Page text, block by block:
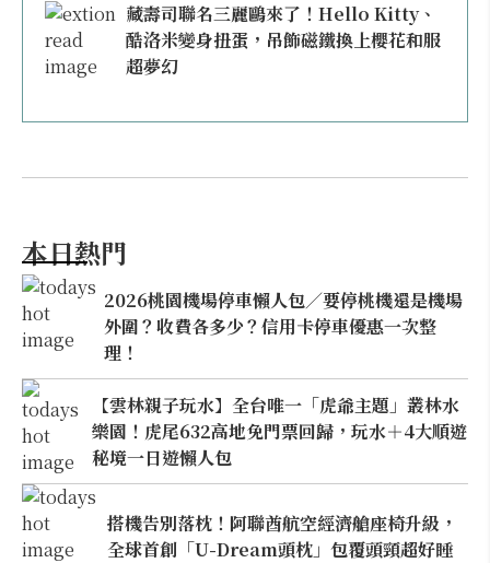
藏壽司聯名三麗鷗來了！Hello Kitty、
酷洛米變身扭蛋，吊飾磁鐵換上櫻花和服
超夢幻
本日熱門
2026桃園機場停車懶人包／要停桃機還是機場
外圍？收費各多少？信用卡停車優惠一次整
理！
【雲林親子玩水】全台唯一「虎爺主題」叢林水
樂園！虎尾632高地免門票回歸，玩水＋4大順遊
秘境一日遊懶人包
搭機告別落枕！阿聯酋航空經濟艙座椅升級，
全球首創「U-Dream頭枕」包覆頭頸超好睡